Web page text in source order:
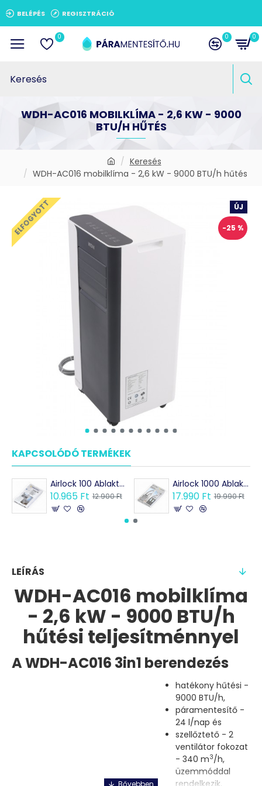
BELÉPÉS REGISZTRÁCIÓ
0 0 0
Keresés
WDH-AC016 mobilklíma - 2,6 kW - 9000 BTU/h hűtés
WDH-AC016 MOBILKLÍMA - 2,6 KW - 9000
BTU/H HŰTÉS
ÚJ
-25 %
ELFOGYOTT
KAPCSOLÓDÓ TERMÉKEK
Airlock 100 Ablaktömítés / Kivezetés mobil klímákhoz
10.965 Ft 12.900 Ft
Airlock 1000 Ablaktömítés / Kivezetés mobil klímákhoz
17.990 Ft 19.990 Ft
LEÍRÁS
WDH-AC016 mobilklíma
- 2,6 kW - 9000 BTU/h
hűtési teljesítménnyel
A WDH-AC016 3in1 berendezés
hatékony hűtési -
9000 BTU/h,
páramentesítő -
24 l/nap és
szellőztető - 2
ventilátor fokozat
- 340 m3/h,
üzemmóddal
rendelkezik.